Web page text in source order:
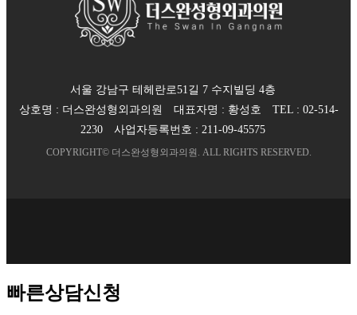
서울 강남구 테헤란로51길 7 수지빌딩 4층
상호명 : 더스완성형외과의원 대표자명 : 황성호 TEL : 02-514-
2230
사업자등록번호 : 211-09-45575
COPYRIGHT© 더스완성형외과의원 . ALL RIGHTS RESERVED.
빠른상담신청